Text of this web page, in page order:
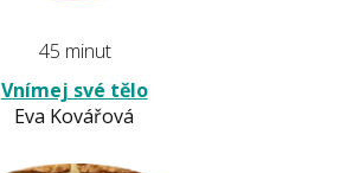
45 minut
Vnímej své tělo
Eva Kovářová